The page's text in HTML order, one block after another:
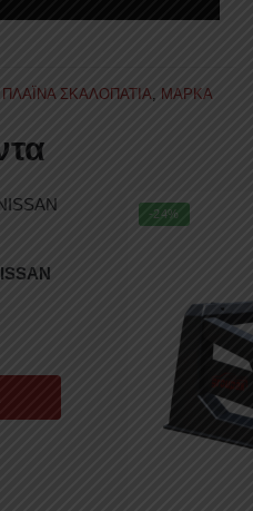
ΠΛΑΪΝΑ ΣΚΑΛΟΠΑΤΙΑ, ΜΑΡΚΑ
-24%